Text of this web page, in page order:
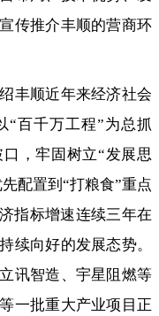
传推介丰顺的营商环
丰顺近年来经济社会
“百千万工程”为总抓
，牢固树立“发展思
配置到“打粮食”重点
指标增速连续三年在
续向好的发展态势。
讯智造、宇星阻燃等
一批重大产业项目正